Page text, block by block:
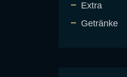
Extra
Getränke